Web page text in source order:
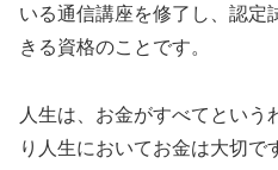
いる通信講座を修了し、認定
きる資格のことです。
人生は、お金がすべてとい
り人生においてお金は大切